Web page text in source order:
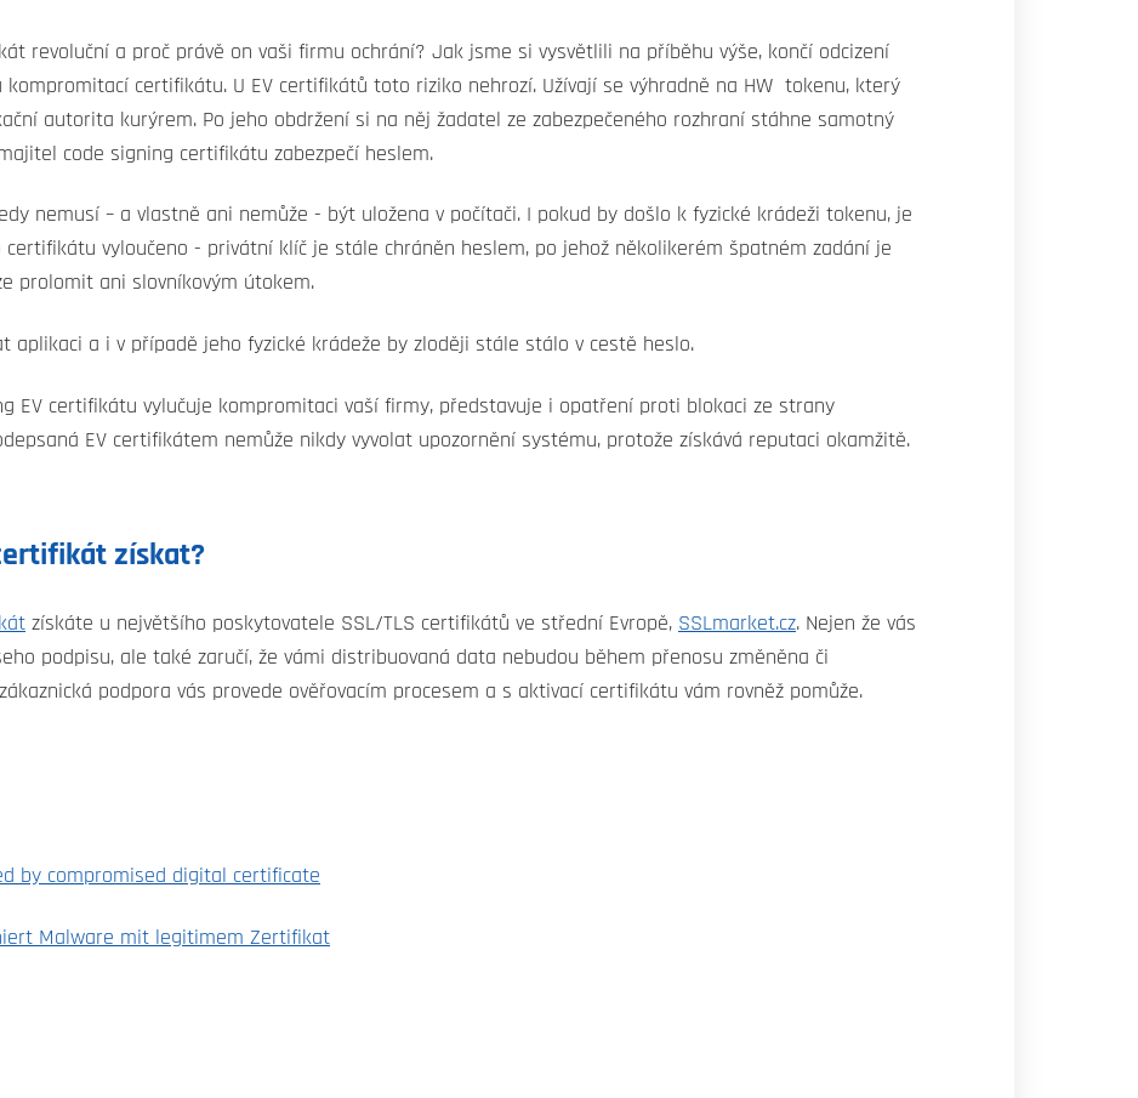
revoluční a proč právě on vaši firmu ochrání? Jak jsme si vysvětlili na příběhu výše, končí odcizení
certifikátu. U EV certifikátů toto riziko nehrozí. Užívají se výhradně na HW tokenu, který
autorita kurýrem. Po jeho obdržení si na něj žadatel ze zabezpečeného rozhraní stáhne samotný
code signing certifikátu zabezpečí heslem.
nemusí – a vlastně ani nemůže - být uložena v počítači. I pokud by došlo k fyzické krádeži tokenu, je
vyloučeno - privátní klíč je stále chráněn heslem, po jehož několikerém špatném zadání je
prolomit ani slovníkovým útokem.
aplikaci a i v případě jeho fyzické krádeže by zloději stále stálo v cestě heslo.
EV certifikátu vylučuje kompromitaci vaší firmy, představuje i opatření proti blokaci ze strany
EV certifikátem nemůže nikdy vyvolat upozornění systému, protože získává reputaci okamžitě.
získat?
získáte u největšího poskytovatele SSL/TLS certifikátů ve střední Evropě, SSLmarket.cz. Nejen že vás
podpisu, ale také zaručí, že vámi distribuovaná data nebudou během přenosu změněna či
podpora vás provede ověřovacím procesem a s aktivací certifikátu vám rovněž pomůže.
by compromised digital certificate
Malware mit legitimem Zertifikat